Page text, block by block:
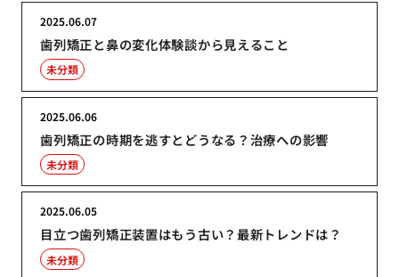
歯列矯正と鼻の変化体験談から見えること
2025.06.07
未分類
歯列矯正の時期を逃すとどうなる？治療への影響
2025.06.06
未分類
目立つ歯列矯正装置はもう古い？最新トレンドは？
2025.06.05
未分類